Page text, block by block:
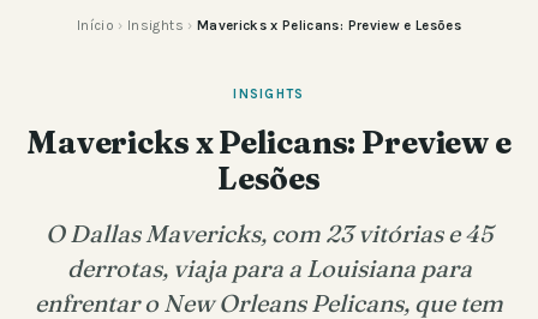
Início › Insights › Mavericks x Pelicans: Preview e Lesões
INSIGHTS
Mavericks x Pelicans: Preview e
Lesões
O Dallas Mavericks, com 23 vitórias e 45
derrotas, viaja para a Louisiana para
enfrentar o New Orleans Pelicans, que tem